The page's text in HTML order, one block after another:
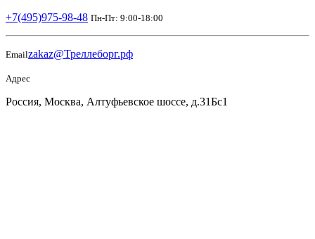
+7(495)975-98-48 Пн-Пт: 9:00-18:00
Emailzakaz@Треллеборг.рф
Адрес
Россия, Москва, Алтуфьевское шоссе, д.31Бс1